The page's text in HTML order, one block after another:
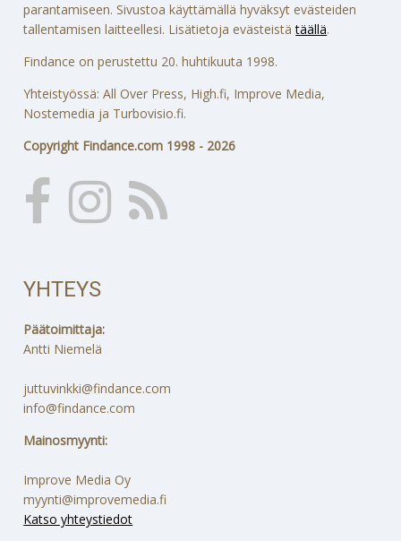
parantamiseen. Sivustoa käyttämällä hyväksyt evästeiden
tallentamisen laitteellesi. Lisätietoja evästeistätäällä.
Findance on perustettu 20. huhtikuuta 1998.
Yhteistyössä: All Over Press, High.fi, Improve Media,
Nostemedia ja Turbovisio.fi.
Copyright Findance.com 1998 - 2026
YHTEYS
Päätoimittaja:
Antti Niemelä
juttuvinkki@findance.com
info@findance.com
Mainosmyynti:
Improve Media Oy
myynti@improvemedia.fi
Katso yhteystiedot